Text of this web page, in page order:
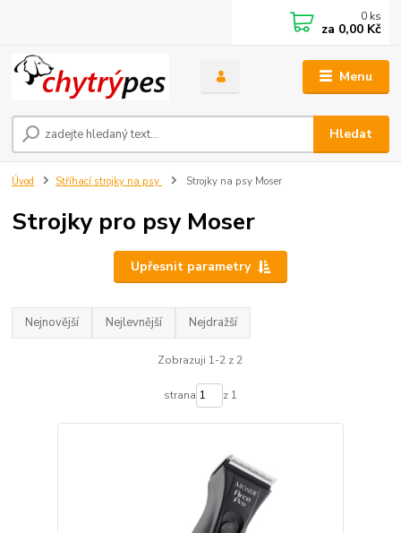
Menu
Hledat
0 ks
za 0,00 Kč
Úvod Stříhací strojky na psy Strojky na psy Moser
Strojky pro psy Moser
Upřesnit parametry
Nejnovější Nejlevnější Nejdražší
Zobrazuji 1-2 z 2
strana z 1